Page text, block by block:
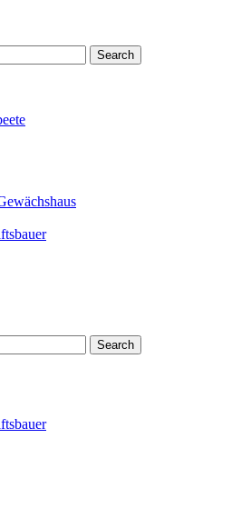
Search
Search